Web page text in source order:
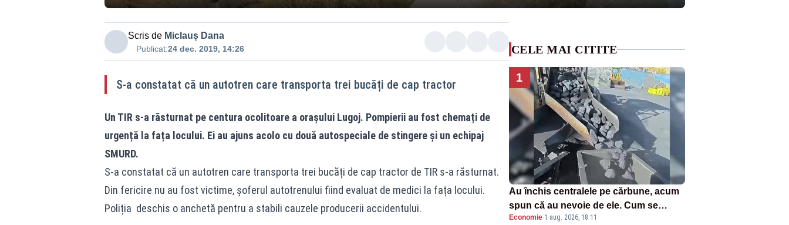
Scris de Miclauș Dana
Publicat:24 dec. 2019, 14:26
S-a constatat că un autotren care transporta trei bucăți de cap tractor
Un TIR s-a răsturnat pe centura ocolitoare a orașului Lugoj. Pompierii au fost chemați de
urgență la fața locului. Ei au ajuns acolo cu două autospeciale de stingere și un echipaj
SMURD.
S-a constatat că un autotren care transporta trei bucăți de cap tractor de TIR s-a răsturnat.
Din fericire nu au fost victime, șoferul autotrenului fiind evaluat de medici la fața locului.
Poliția deschis o anchetă pentru a stabili cauzele producerii accidentului.
CELE MAI CITITE
1
Au închis centralele pe cărbune, acum
spun că au nevoie de ele. Cum se
pasează vina în plină criză energetică
Economie·1 aug. 2026, 18:11